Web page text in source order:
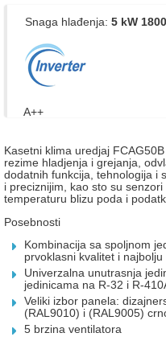
Snaga hlađenja: 5 kW
A++
Kasetni klima uredjaj
rezime hladjenja i grejanja,
dodatnih funkcija, tehnologija i
i preciznijim, kao sto su
temperaturu blizu poda i
Posebnosti
Kombinacija sa spoljnom
prvoklasni kvalitet i
Univerzalna unutrasnja
jedinicama na R-32 i R-
Veliki izbor panela:
(RAL9010) i (RAL9005)
5 brzina ventilatora